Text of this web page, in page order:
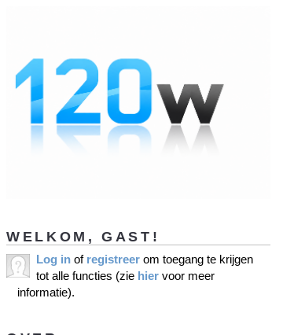
WELKOM, GAST!
Log in of registreer om toegang te krijgen
tot alle functies (zie hier voor meer
informatie).